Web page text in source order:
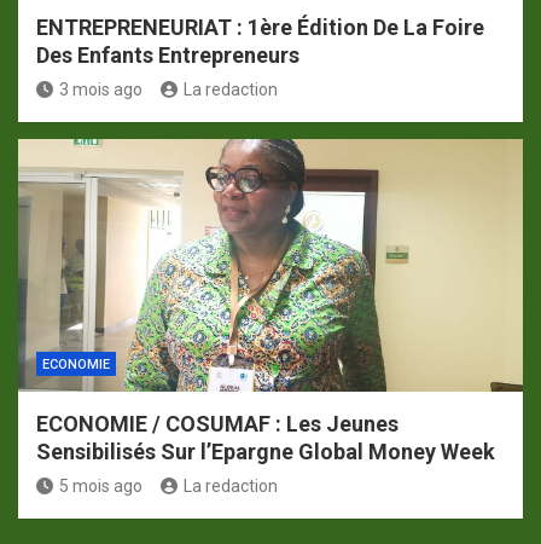
ENTREPRENEURIAT : 1ère Édition De La Foire
Des Enfants Entrepreneurs
3 mois ago La redaction
ECONOMIE
ECONOMIE / COSUMAF : Les Jeunes
Sensibilisés Sur l’Epargne Global Money Week
5 mois ago La redaction